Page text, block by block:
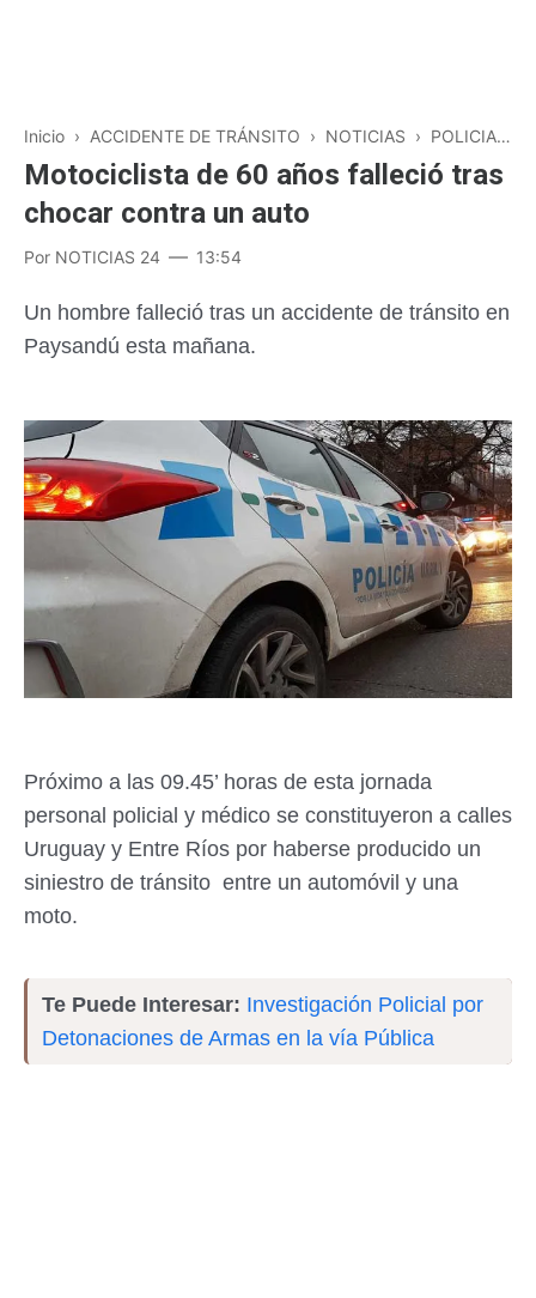
Inicio › ACCIDENTE DE TRÁNSITO › NOTICIAS › POLICIALES
Motociclista de 60 años falleció tras
chocar contra un auto
Por NOTICIAS 24 13:54
Un hombre falleció tras un accidente de tránsito en
Paysandú esta mañana.
Próximo a las 09.45’ horas de esta jornada
personal policial y médico se constituyeron a calles
Uruguay y Entre Ríos por haberse producido un
siniestro de tránsito entre un automóvil y una
moto.
Te Puede Interesar: Investigación Policial por
Detonaciones de Armas en la vía Pública